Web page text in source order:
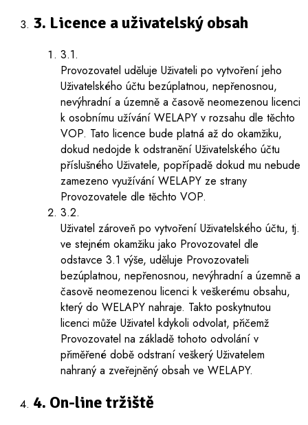
3. Licence a uživatelský obsah
3.1.
Provozovatel uděluje Uživateli po vytvoření jeho
Uživatelského účtu bezúplatnou, nepřenosnou,
nevýhradní a územně a časově neomezenou licenci
k osobnímu užívání WELAPY v rozsahu dle těchto
VOP. Tato licence bude platná až do okamžiku,
dokud nedojde k odstranění Uživatelského účtu
příslušného Uživatele, popřípadě dokud mu nebude
zamezeno využívání WELAPY ze strany
Provozovatele dle těchto VOP.
3.2.
Uživatel zároveň po vytvoření Uživatelského účtu, tj.
ve stejném okamžiku jako Provozovatel dle
odstavce 3.1 výše, uděluje Provozovateli
bezúplatnou, nepřenosnou, nevýhradní a územně a
časově neomezenou licenci k veškerému obsahu,
který do WELAPY nahraje. Takto poskytnutou
licenci může Uživatel kdykoli odvolat, přičemž
Provozovatel na základě tohoto odvolání v
přiměřené době odstraní veškerý Uživatelem
nahraný a zveřejněný obsah ve WELAPY.
4. On-line tržiště